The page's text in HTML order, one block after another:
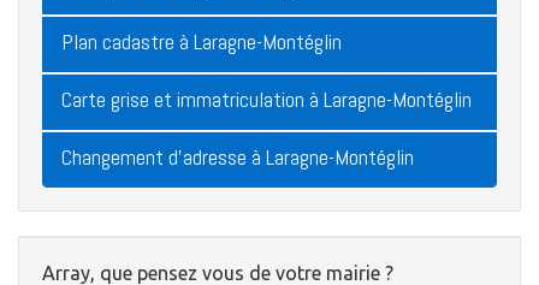
Plan cadastre à Laragne-Montéglin
Carte grise et immatriculation à Laragne-Montéglin
Changement d'adresse à Laragne-Montéglin
Array, que pensez vous de votre mairie ?